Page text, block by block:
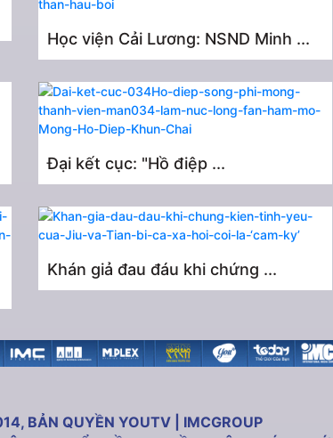
Học viện Cải Lương: NSND Minh ...
Đại kết cục: "Hồ điệp ...
Khán giả đau đáu khi chứng ...
BẢN QUYỀN YOUTV | IMCGROUP